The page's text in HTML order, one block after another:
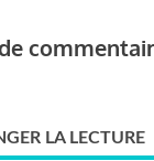
LA LECTURE